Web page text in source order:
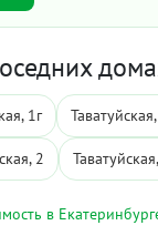
1г
2
в